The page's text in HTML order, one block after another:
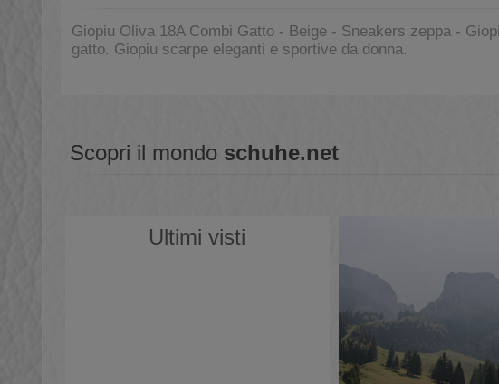
Giopiu Oliva 18A Combi Gatto - Beige - Sneakers zeppa -
gatto. Giopiu scarpe eleganti e sportive da donna.
Scopri il mondo schuhe.net
Ultimi visti